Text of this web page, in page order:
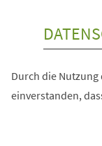
Durch die
einverstanden,